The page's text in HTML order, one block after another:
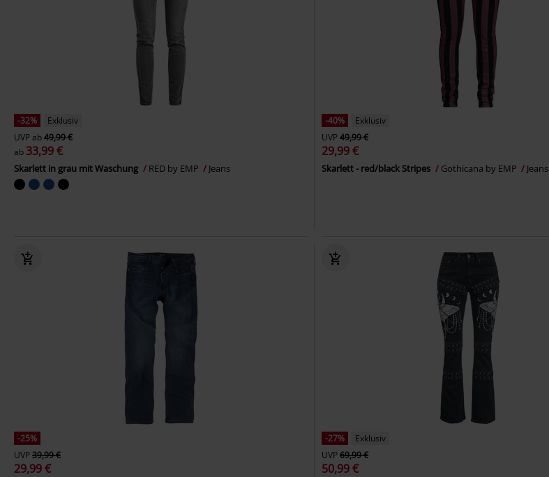
-32%
Exklusiv
UVPab49,99 €
ab 33,99 €
Skarlett in grau mit Waschung RED by EMP Jeans
-40%
Exklusiv
UVP49,99 €
29,99 €
Skarlett - red/black Stripes Gothicana by EMP Jeans
-25%
UVP39,99 €
29,99 €
-27%
Exklusiv
UVP69,99 €
50,99 €